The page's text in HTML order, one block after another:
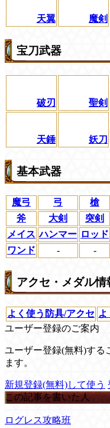
天翼 魔剣
宝刀武器
破刃 聖剣
天錘 妖刀
基本武器
魔弓 弓
槍
斧
大剣
突剣
メイス ハンマー ロッド
ワンド
- -
アクセ・メダル情
よく使う防具/アクセ
ユーザー登録のご案内
ユーザー登録(無料)する
ます。
新規登録(無料)して使う
この記事を書いた人
ログレス攻略班